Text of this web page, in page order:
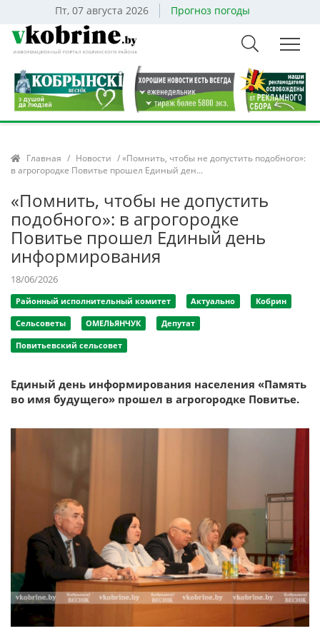
Пт, 07 августа 2026 Прогноз погоды
Главная / Новости / «Помнить, чтобы не допустить подобного»:
в агрогородке Повитье прошел Единый ден...
«Помнить, чтобы не допустить
подобного»: в агрогородке
Повитье прошел Единый день
информирования
18/06/2026
Районный исполнительный комитет Актуально Кобрин
Сельсоветы ОМЕЛЬЯНЧУК Депутат
Повитьевский сельсовет
Единый день информирования населения «Память
во имя будущего» прошел в агрогородке Повитье.